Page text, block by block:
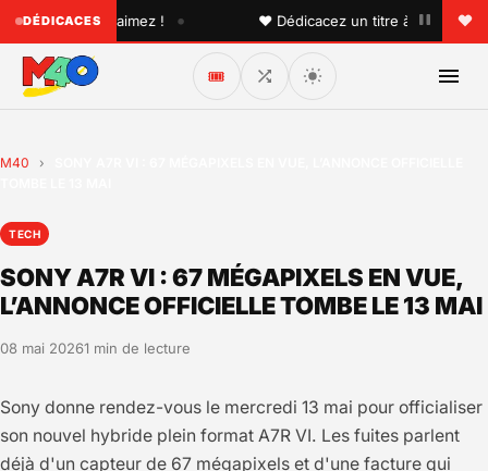
DÉDICACES
que vous aimez ! • ♥ Dédicacez un titre à vos proches
🎟️
M40 ›
TECH
SONY A7R VI : 67 MÉGAPIXELS EN VUE,
L’ANNONCE OFFICIELLE TOMBE LE 13 MAI
08 mai 20261 min de lecture
Sony donne rendez-vous le mercredi 13 mai pour officialiser
son nouvel hybride plein format A7R VI. Les fuites parlent
déjà d'un capteur de 67 mégapixels et d'une facture qui